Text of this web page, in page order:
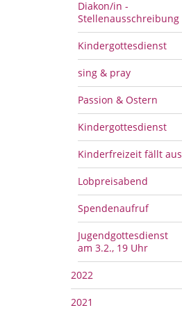
Diakon/in -
Stellenausschreibung
Kindergottesdienst
sing & pray
Passion & Ostern
Kindergottesdienst
Kinderfreizeit fällt aus
Lobpreisabend
Spendenaufruf
Jugendgottesdienst
am 3.2., 19 Uhr
2022
2021